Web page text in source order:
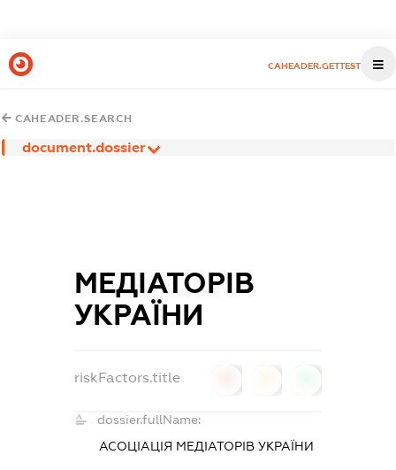
CAHEADER.GETTEST
CAHEADER.SEARCH
document.dossier
МЕДІАТОРІВ
УКРАЇНИ
riskFactors.title
dossier.fullName:
АСОЦІАЦІЯ МЕДІАТОРІВ УКРАЇНИ